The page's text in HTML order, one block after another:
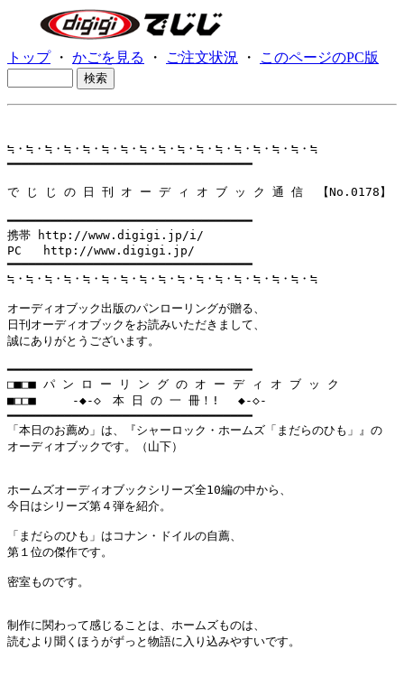
トップ・ かごを見る ・ ご注文状況 ・ このページのPC版
≒・≒・≒・≒・≒・≒・≒・≒・≒・≒・≒・≒・≒・≒・≒・≒・≒
━━━━━━━━━━━━━━━━━━━━━━━━━━━━━━━━━━
で じ じ の 日 刊 オ ー デ ィ オ ブ ッ ク 通 信  【No.0178】
━━━━━━━━━━━━━━━━━━━━━━━━━━━━━━━━━━
携帯 http://www.digigi.jp/i/
PC   http://www.digigi.jp/
━━━━━━━━━━━━━━━━━━━━━━━━━━━━━━━━━━
≒・≒・≒・≒・≒・≒・≒・≒・≒・≒・≒・≒・≒・≒・≒・≒・≒
オーディオブック出版のパンローリングが贈る、
日刊オーディオブックをお読みいただきまして、
誠にありがとうございます。
━━━━━━━━━━━━━━━━━━━━━━━━━━━━━━━━━━
□■□■ パ ン ロ ー リ ン グ の オ ー デ ィ オ ブ ッ ク
■□□■     -◆-◇　本 日 の 一 冊！! 　◆-◇-
━━━━━━━━━━━━━━━━━━━━━━━━━━━━━━━━━━
「本日のお薦め」は、『シャーロック・ホームズ「まだらのひも」』の
オーディオブックです。（山下）
ホームズオーディオブックシリーズ全10編の中から、
今日はシリーズ第４弾を紹介。
「まだらのひも」はコナン・ドイルの自薦、
第１位の傑作です。
密室ものです。
制作に関わって感じることは、ホームズものは、
読むより聞くほうがずっと物語に入り込みやすいです。